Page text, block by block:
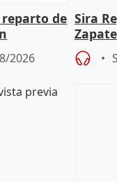
de
2026
Sira